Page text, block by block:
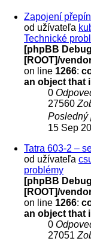
Zapojení
od užívateľa
Technické
[phpBB
[ROOT]/
on line 1266:
an object that
0
27560
Posledný
15 Sep
Tatra 603-2 –
od užívateľa
problémy
[phpBB
[ROOT]/
on line 1266:
an object that
0
27051